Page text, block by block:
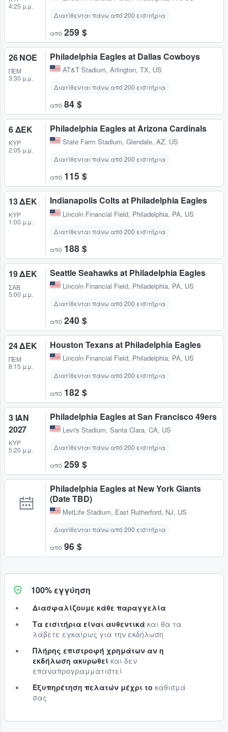
4:25 μ.μ.
Διατίθενται πάνω από 200 εισιτήρια
από 259 $
26 ΝΟΕ
ΠΈΜ
3:30 μ.μ.
Philadelphia Eagles at Dallas Cowboys
AT&T Stadium, Arlington, TX, US
Διατίθενται πάνω από 200 εισιτήρια
από 84 $
6 ΔΕΚ
ΚΥΡ
2:05 μ.μ.
Philadelphia Eagles at Arizona Cardinals
State Farm Stadium, Glendale, AZ, US
Διατίθενται πάνω από 200 εισιτήρια
από 115 $
13 ΔΕΚ
ΚΥΡ
1:00 μ.μ.
Indianapolis Colts at Philadelphia Eagles
Lincoln Financial Field, Philadelphia, PA, US
Διατίθενται πάνω από 200 εισιτήρια
από 188 $
19 ΔΕΚ
ΣΆΒ
5:00 μ.μ.
Seattle Seahawks at Philadelphia Eagles
Lincoln Financial Field, Philadelphia, PA, US
Διατίθενται πάνω από 200 εισιτήρια
από 240 $
24 ΔΕΚ
ΠΈΜ
8:15 μ.μ.
Houston Texans at Philadelphia Eagles
Lincoln Financial Field, Philadelphia, PA, US
Διατίθενται πάνω από 200 εισιτήρια
από 182 $
3 ΙΑΝ
2027
ΚΥΡ
5:20 μ.μ.
Philadelphia Eagles at San Francisco 49ers
Levi's Stadium, Santa Clara, CA, US
Διατίθενται πάνω από 200 εισιτήρια
από 259 $
Philadelphia Eagles at New York Giants
(Date TBD)
MetLife Stadium, East Rutherford, NJ, US
Διατίθενται πάνω από 200 εισιτήρια
από 96 $
100% εγγύηση
Διασφαλίζουμε κάθε παραγγελία
Τα εισιτήρια είναι αυθεντικά και θα τα
λάβετε εγκαίρως για την εκδήλωση
Πλήρης επιστροφή χρημάτων αν η
εκδήλωση ακυρωθεί και δεν
επαναπρογραμματιστεί
Εξυπηρέτηση πελατών μέχρι το κάθισμά
σας